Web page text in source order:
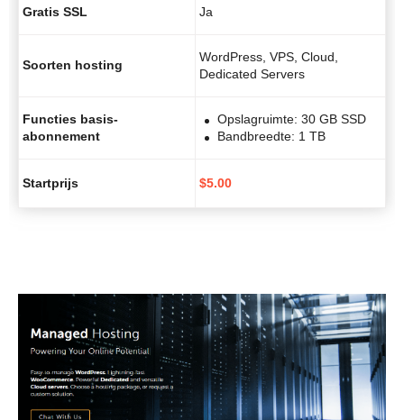
Gratis SSL Ja
Soorten hosting
WordPress, VPS, Cloud,
Dedicated Servers
Functies basis-
abonnement
Opslagruimte: 30 GB SSD
Bandbreedte: 1 TB
Startprijs $5.00